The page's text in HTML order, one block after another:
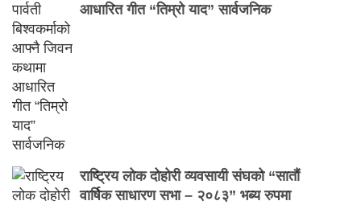
आधारित गीत “तिम्रो याद” सार्वजनिक
राष्ट्रिय लोक दोहोरी व्यवसायी संघको “सातौं
वार्षिक साधारण सभा – २०८३” भब्य रुपमा